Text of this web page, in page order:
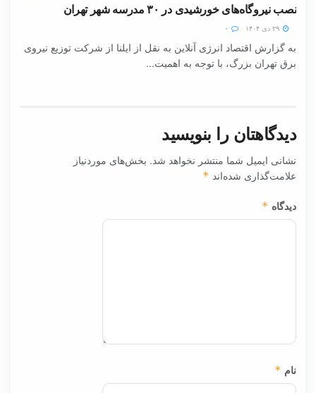
نصب نیروگاه‌های خورشیدی در ۳۰ مدرسه شهر تهران
به گزارش اقتصاد انرژی آنلاین به نقل از ایلنا از شرکت توزیع نیروی
برق تهران بزرگ، با توجه به اهمیت...
دیدگاهتان را بنویسید
نشانی ایمیل شما منتشر نخواهد شد. بخش‌های موردنیاز
علامت‌گذاری شده‌اند *
دیدگاه *
نام *